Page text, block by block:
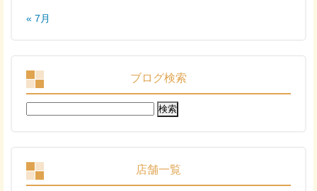
« 7月
ブログ検索
検
索:
店舗一覧